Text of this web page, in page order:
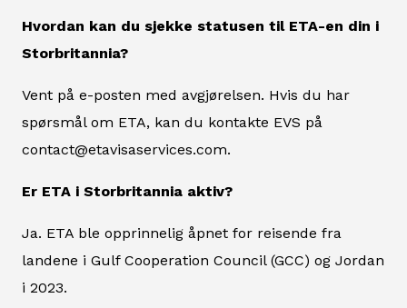
Hvordan kan du sjekke statusen til ETA-en din i
Storbritannia?
Vent på e-posten med avgjørelsen. Hvis du har
spørsmål om ETA, kan du kontakte EVS på
contact@etavisaservices.com.
Er ETA i Storbritannia aktiv?
Ja. ETA ble opprinnelig åpnet for reisende fra
landene i Gulf Cooperation Council (GCC) og Jordan
i 2023.